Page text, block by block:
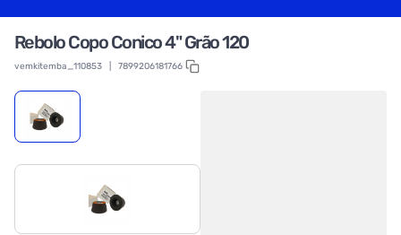
Rebolo Copo Conico 4" Grão 120
vemkitemba_110853 7899206181766